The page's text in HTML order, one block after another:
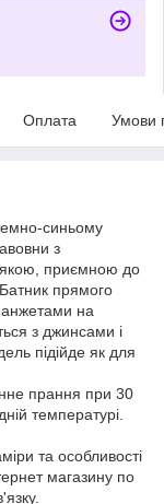
Оплата Умови
синьому
з
приємною до
прямого
на
з джинсами і
підійде як для
прання при 30
температурі.
та особливості
магазину по